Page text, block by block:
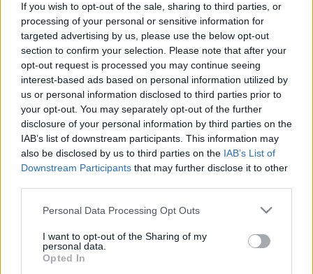
If you wish to opt-out of the sale, sharing to third parties, or
processing of your personal or sensitive information for
targeted advertising by us, please use the below opt-out
section to confirm your selection. Please note that after your
opt-out request is processed you may continue seeing
interest-based ads based on personal information utilized by
us or personal information disclosed to third parties prior to
your opt-out. You may separately opt-out of the further
disclosure of your personal information by third parties on the
IAB’s list of downstream participants. This information may
also be disclosed by us to third parties on the IAB’s List of
Downstream Participants that may further disclose it to other
Please note that this website/app uses one or more Google
not limited to your visit or usage behaviour. You may click to
grant or deny consent to Google and its third-party tags to
use your data for below specified purposes in below Google
Personal Data Processing Opt Outs
I want to opt-out of the Sharing of my
personal data.
Opted In
rákerestünk a bejegyzés címére és az idézett
szövegrészletekre, de azt se találtuk meg. A blog
nem létezett, vagy csupán az MTI úgy találta meg,
hogy előtte senki nem hivatkozott rá, tehát az MTI
vagy maga gyártotta, vagy valaki elküldte neki a
linket. Így megírtuk azt a blogbejegyzést, ami
végigsüvített a magyar Interneten. Közel 3000-en
osztották meg a Facebookon és hivatkozott rá
csaknem minden nagyobb internetes portál és
média.
25 nappal később, ma, részleges igazság
szolgáltatott az általunk elsőként feltárt ügyben. És
itt a lényeg. A társadalom nyomása képes arra, hogy
szolgamédiával szemben, ahogy még egy hónappal
korábban Schmitt Pál ügyében kényszeríttette a